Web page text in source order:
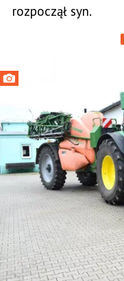
rozpoczął syn.